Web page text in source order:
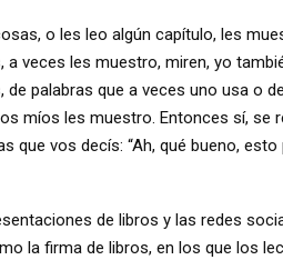
o les leo algún capítulo, les
veces les muestro, miren, yo
palabras que a veces uno usa o
míos les muestro. Entonces sí, se
vos decís: “Ah, qué bueno, esto
de libros y las redes
la firma de libros, en los que los